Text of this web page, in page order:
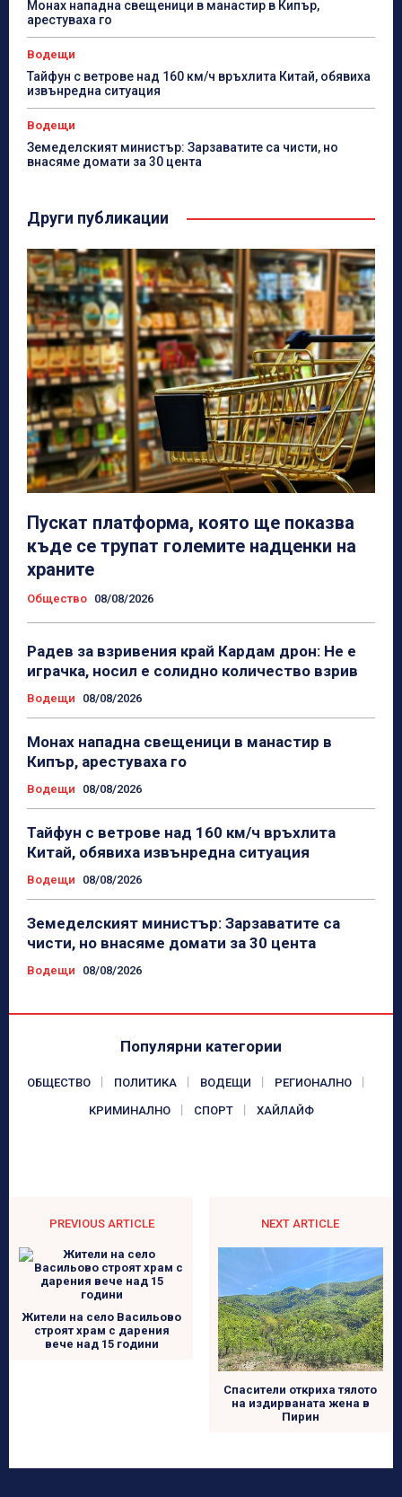
Монах нападна свещеници в манастир в Кипър,
арестуваха го
Водещи
Тайфун с ветрове над 160 км/ч връхлита Китай, обявиха
извънредна ситуация
Водещи
Земеделският министър: Зарзаватите са чисти, но
внасяме домати за 30 цента
Други публикации
Пускат платформа, която ще показва
къде се трупат големите надценки на
храните
Общество 08/08/2026
Радев за взривения край Кардам дрон: Не е
играчка, носил е солидно количество взрив
Водещи 08/08/2026
Монах нападна свещеници в манастир в
Кипър, арестуваха го
Водещи 08/08/2026
Тайфун с ветрове над 160 км/ч връхлита
Китай, обявиха извънредна ситуация
Водещи 08/08/2026
Земеделският министър: Зарзаватите са
чисти, но внасяме домати за 30 цента
Водещи 08/08/2026
Популярни категории
ОБЩЕСТВО ПОЛИТИКА ВОДЕЩИ РЕГИОНАЛНО
КРИМИНАЛНО СПОРТ ХАЙЛАЙФ
PREVIOUS ARTICLE
Жители на село Васильово
строят храм с дарения
вече над 15 години
NEXT ARTICLE
Спасители откриха тялото
на издирваната жена в
Пирин